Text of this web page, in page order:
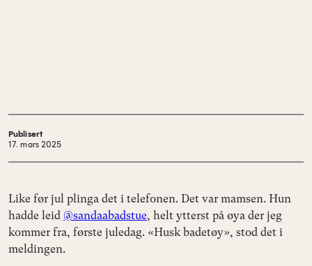
Publisert
17. mars 2025
Like før jul plinga det i telefonen. Det var mamsen. Hun
hadde leid @sandaabadstue, helt ytterst på øya der jeg
kommer fra, første juledag. «Husk badetøy», stod det i
meldingen.